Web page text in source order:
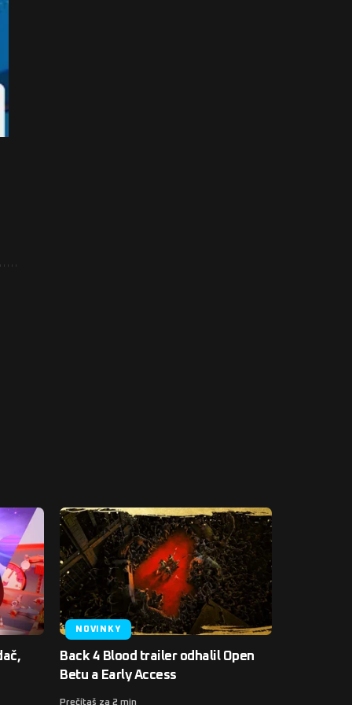
NOVINKY
Back 4 Blood trailer odhalil Open
Betu a Early Access
Prečítaš za 2 min